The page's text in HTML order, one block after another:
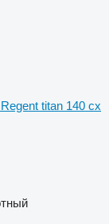
titan 140 cx